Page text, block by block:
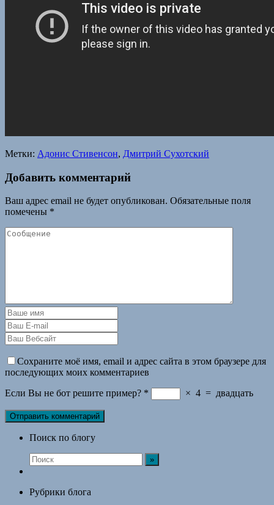
Метки: Адонис Стивенсон, Дмитрий Сухотский
Добавить комментарий
Ваш адрес email не будет опубликован. Обязательные поля
помечены *
Сохраните моё имя, email и адрес сайта в этом браузере для
последующих моих комментариев
Если Вы не бот решите пример? * × 4 = двадцать
Поиск по блогу
Рубрики блога